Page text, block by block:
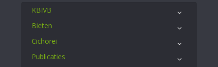
KBIVB
Bieten
Cichorei
Publicaties